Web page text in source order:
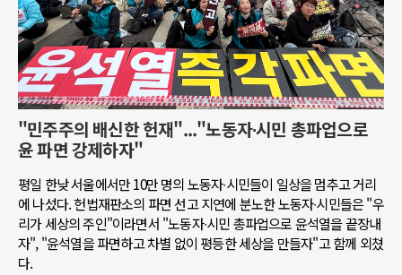
"민주주의 배신한 헌재"..."노동자∙시민 총파업으로
윤 파면 강제하자"
평일 한낮 서울에서만 10만 명의 노동자∙시민들이 일상을 멈추고 거리
에 나섰다. 헌법재판소의 파면 선고 지연에 분노한 노동자∙시민들은 "우
리가 세상의 주인"이라면서 "노동자∙시민 총파업으로 윤석열을 끝장내
자", "윤석열을 파면하고 차별 없이 평등한 세상을 만들자"고 함께 외쳤
다.